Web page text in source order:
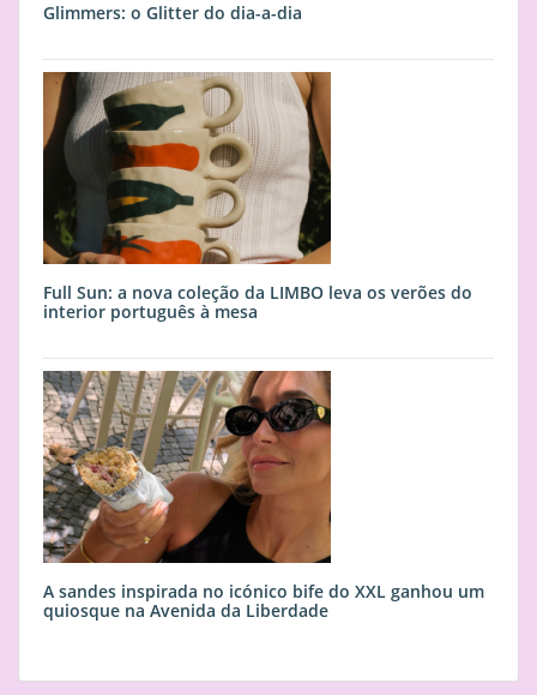
Glimmers: o Glitter do dia-a-dia
Full Sun: a nova coleção da LIMBO leva os verões do
interior português à mesa
A sandes inspirada no icónico bife do XXL ganhou um
quiosque na Avenida da Liberdade